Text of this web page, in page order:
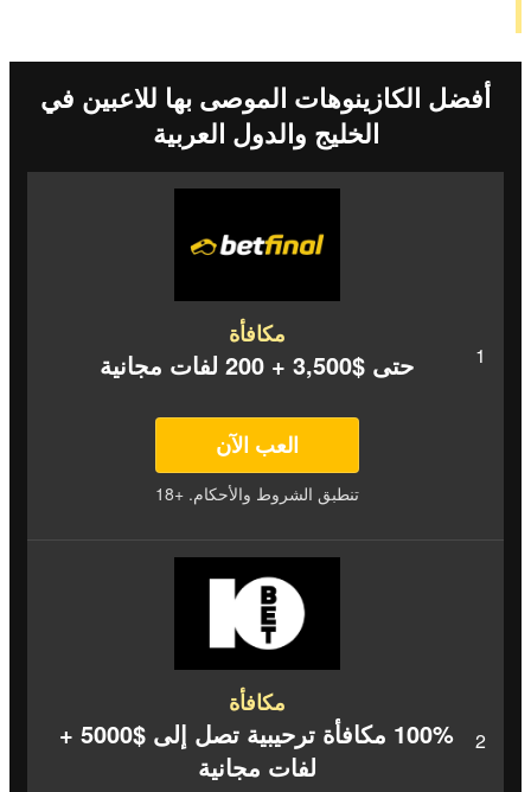
أفضل الكازينوهات الموصى بها للاعبين في
الخليج والدول العربية
مكافأة
حتى $3,500 + 200 لفات مجانية
العب الآن
تنطبق الشروط والأحكام. +18
مكافأة
100% مكافأة ترحيبية تصل إلى $5000 +
لفات مجانية